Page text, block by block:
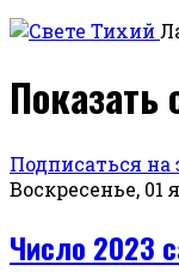
Подписаться на
Воскресенье, 01
Число 2023